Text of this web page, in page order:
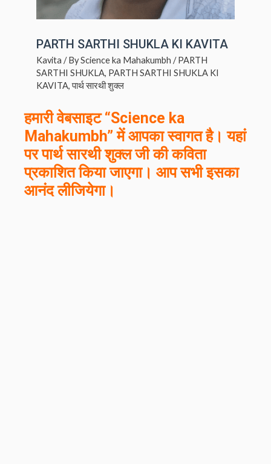
PARTH SARTHI SHUKLA KI KAVITA
Kavita / ByScience ka Mahakumbh /PARTH
SARTHI SHUKLA, PARTH SARTHI SHUKLA KI
KAVITA,पार्थ सारथी शुक्ल
हमारी वेबसाइट “Science ka
Mahakumbh” में आपका स्वागत है। यहां
परपार्थ सारथी शुक्ल जी की कविता
प्रकाशित किया जाएगा। आप सभी इसका
आनंद लीजियेगा।